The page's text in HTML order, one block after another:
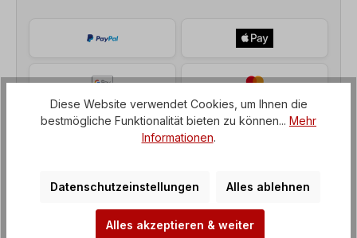
Diese Website verwendet Cookies, um Ihnen die
bestmögliche Funktionalität bieten zu können... Mehr
Informationen.
Datenschutzeinstellungen Alles ablehnen
Alles akzeptieren & weiter